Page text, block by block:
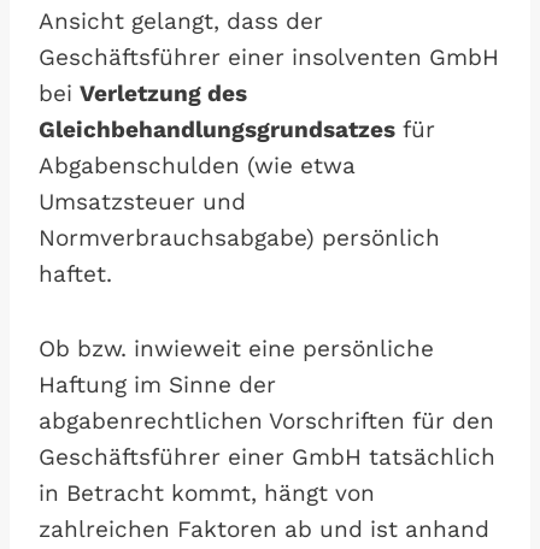
Ansicht gelangt, dass der
Geschäftsführer einer insolventen GmbH
bei Verletzung des
Gleichbehandlungsgrundsatzes für
Abgabenschulden (wie etwa
Umsatzsteuer und
Normverbrauchsabgabe) persönlich
haftet.
Ob bzw. inwieweit eine persönliche
Haftung im Sinne der
abgabenrechtlichen Vorschriften für den
Geschäftsführer einer GmbH tatsächlich
in Betracht kommt, hängt von
zahlreichen Faktoren ab und ist anhand